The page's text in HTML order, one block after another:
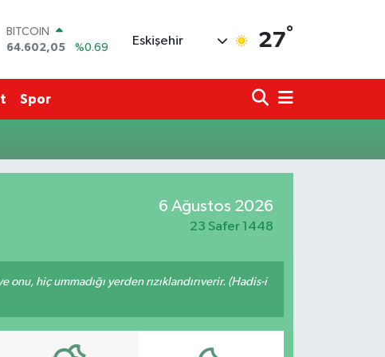
BITCOIN
64.602,05
%0.69
47,5986
%0.06
EURO
GRAM ALTIN
6518.23
%0.39
Eskişehir 27°
Spor
6 Ağustos 2026
23 Safer 1448
hiç ummadığı yerden rızıklandırıverir. (Hadis-i